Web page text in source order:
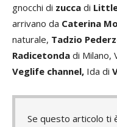
gnocchi di zucca di
arrivano da Caterina
naturale, Tadzio
Radicetonda di Milano,
Veglife channel, Ida di
Se questo articolo ti